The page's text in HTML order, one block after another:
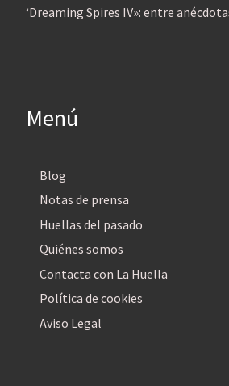
‘Dreaming Spires IV»: entre
Menú
Blog
Notas de prensa
Huellas del pasado
Quiénes somos
Contacta con La Huella
Política de cookies
Aviso Legal